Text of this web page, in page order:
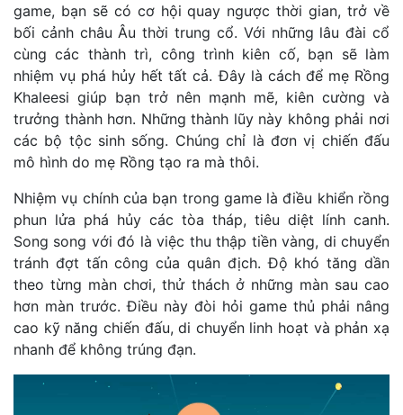
game, bạn sẽ có cơ hội quay ngược thời gian, trở về
bối cảnh châu Âu thời trung cổ. Với những lâu đài cổ
cùng các thành trì, công trình kiên cố, bạn sẽ làm
nhiệm vụ phá hủy hết tất cả. Đây là cách để mẹ Rồng
Khaleesi giúp bạn trở nên mạnh mẽ, kiên cường và
trưởng thành hơn. Những thành lũy này không phải nơi
các bộ tộc sinh sống. Chúng chỉ là đơn vị chiến đấu
mô hình do mẹ Rồng tạo ra mà thôi.
Nhiệm vụ chính của bạn trong game là điều khiển rồng
phun lửa phá hủy các tòa tháp, tiêu diệt lính canh.
Song song với đó là việc thu thập tiền vàng, di chuyển
tránh đợt tấn công của quân địch. Độ khó tăng dần
theo từng màn chơi, thử thách ở những màn sau cao
hơn màn trước. Điều này đòi hỏi game thủ phải nâng
cao kỹ năng chiến đấu, di chuyển linh hoạt và phản xạ
nhanh để không trúng đạn.